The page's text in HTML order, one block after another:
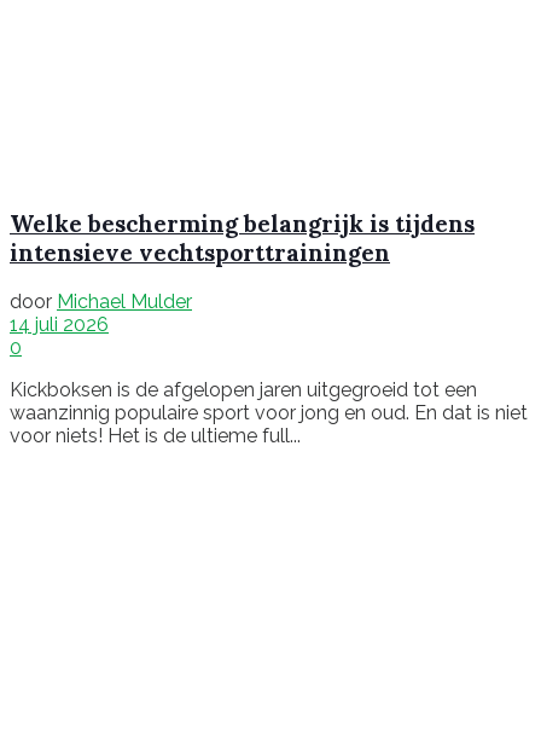
Welke bescherming belangrijk is tijdens
intensieve vechtsporttrainingen
door Michael Mulder
14 juli 2026
0
Kickboksen is de afgelopen jaren uitgegroeid tot een
waanzinnig populaire sport voor jong en oud. En dat is niet
voor niets! Het is de ultieme full...